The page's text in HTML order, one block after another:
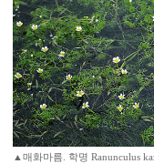
▲매화마름. 학명 Ranunculus